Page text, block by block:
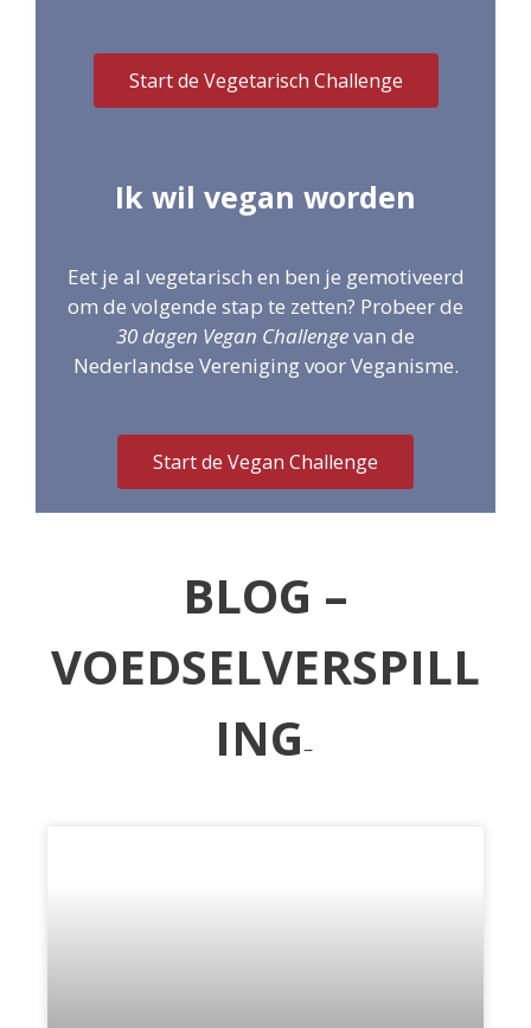
Start de Vegetarisch Challenge
Ik wil vegan worden
Eet je al vegetarisch en ben je gemotiveerd
om de volgende stap te zetten? Probeer de
30 dagen Vegan Challengevan de
Nederlandse Vereniging voor Veganisme.
Start de Vegan Challenge
BLOG –
VOEDSELVERSPILL
ING–